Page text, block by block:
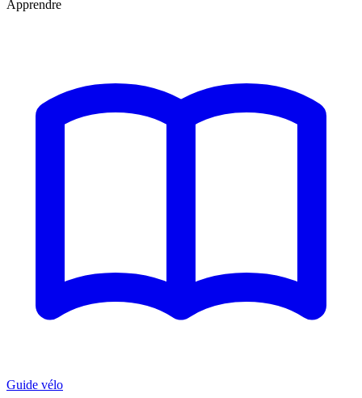
Apprendre
Guide vélo